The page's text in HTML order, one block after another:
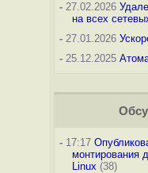
-27.02.2026
на всех
-27.01.2026
-25.12.2025
-17:17
монтирования
Linux (38)